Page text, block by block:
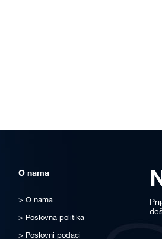
O nama
O nama
Poslovna politika
Poslovni podaci